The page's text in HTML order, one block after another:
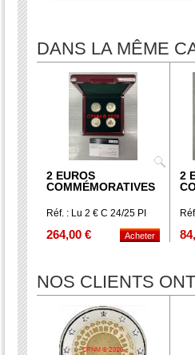
DANS LA MÊME
2 EUROS
COMMÉMORATIVES
Réf. : Lu 2 € C 24/25 PI
264,00 €
2
NOS CLIENTS